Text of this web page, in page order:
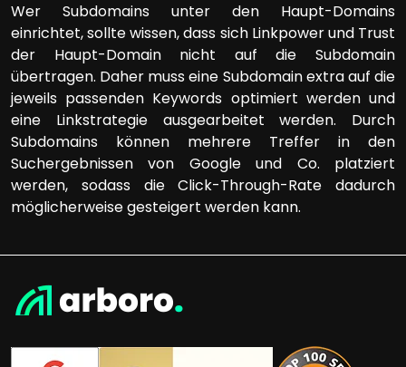
Wer Subdomains unter den Haupt-Domains
einrichtet, sollte wissen, dass sich Linkpower und Trust
der Haupt-Domain nicht auf die Subdomain
übertragen. Daher muss eine Subdomain extra auf die
jeweils passenden Keywords optimiert werden und
eine Linkstrategie ausgearbeitet werden. Durch
Subdomains können mehrere Treffer in den
Suchergebnissen von Google und Co. platziert
werden, sodass die Click-Through-Rate dadurch
möglicherweise gesteigert werden kann.